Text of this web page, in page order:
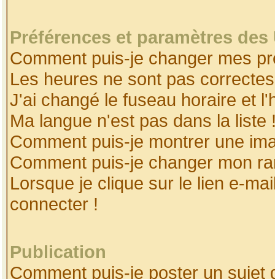
Préférences et paramètres
Comment puis-je changer mes
Les heures ne sont pas
J'ai changé le fuseau horaire et
Ma langue n'est pas dans la liste
Comment puis-je montrer une
Comment puis-je changer mon
Lorsque je clique sur le lien e-
connecter !
Publication
Comment puis-je poster un sujet